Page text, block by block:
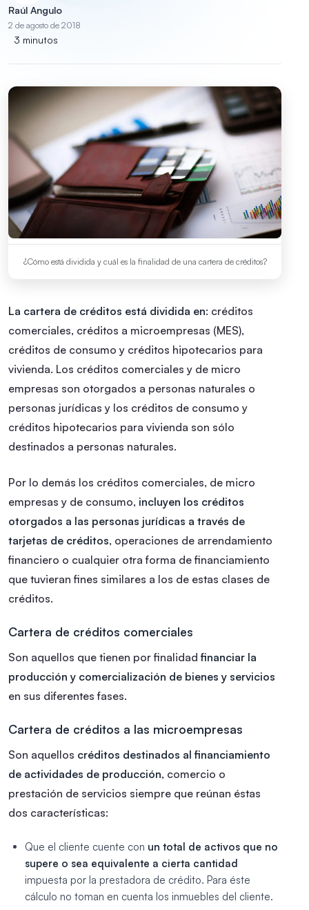
Raúl Angulo
2 de agosto de 2018
3 minutos
¿Cómo está dividida y cuál es la finalidad de una cartera de créditos?
La cartera de créditos está dividida en: créditos
comerciales, créditos a microempresas (MES),
créditos de consumo y créditos hipotecarios para
vivienda. Los créditos comerciales y de micro
empresas son otorgados a personas naturales o
personas jurídicas y los créditos de consumo y
créditos hipotecarios para vivienda son sólo
destinados a personas naturales.
Por lo demás los créditos comerciales, de micro
empresas y de consumo, incluyen los créditos
otorgados a las personas jurídicas a través de
tarjetas de créditos, operaciones de arrendamiento
financiero o cualquier otra forma de financiamiento
que tuvieran fines similares a los de estas clases de
créditos.
Cartera de créditos comerciales
Son aquellos que tienen por finalidadfinanciar la
producción y comercialización de bienes y servicios
en sus diferentes fases.
Cartera de créditos a las microempresas
Son aquellos créditos destinados al financiamiento
de actividades de producción, comercio o
prestación de servicios siempre que reúnan éstas
dos características:
Que el cliente cuente con un total de activos que no
supere o sea equivalente a cierta cantidad
impuesta por la prestadora de crédito. Para éste
cálculo no toman en cuenta los inmuebles del cliente.